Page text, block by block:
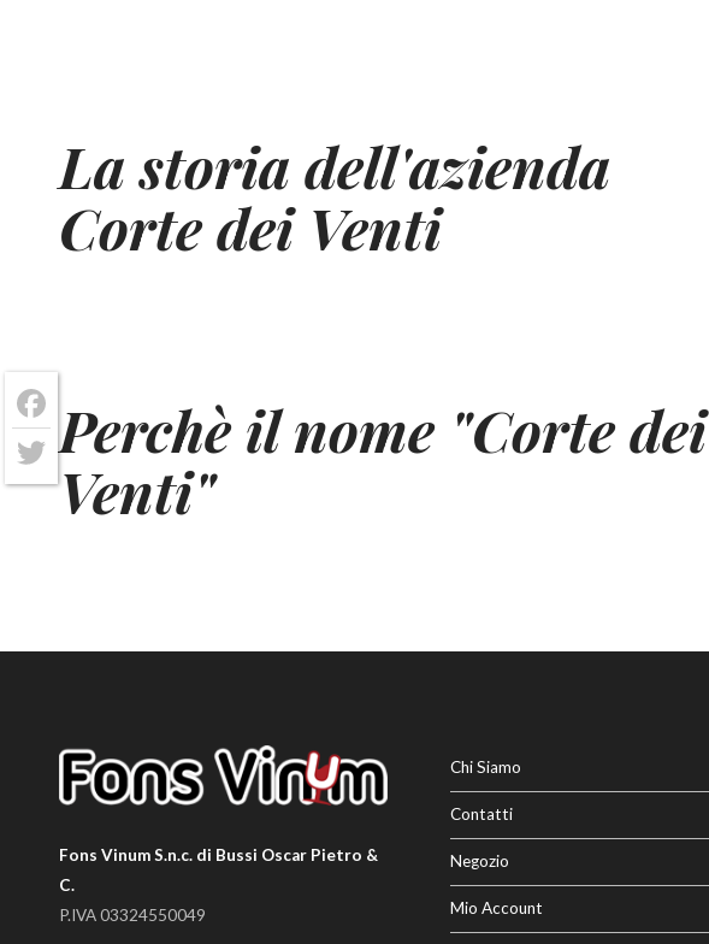
La storia dell'azienda
Corte dei Venti
Perchè il nome "Corte dei
Venti"
Fons Vinum S.n.c. di Bussi Oscar Pietro &
C.
P.IVA 03324550049
Chi Siamo
Contatti
Negozio
Mio Account
Facebook
Twitter